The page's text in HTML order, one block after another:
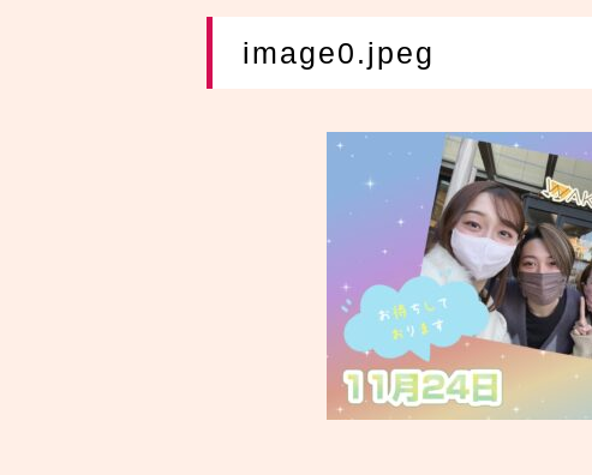
image0.jpeg